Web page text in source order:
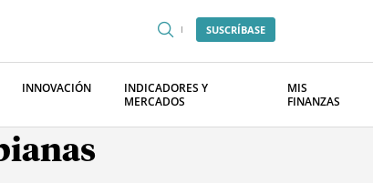
SUSCRÍBASE
INNOVACIÓN
INDICADORES Y
MERCADOS
MIS
FINANZAS